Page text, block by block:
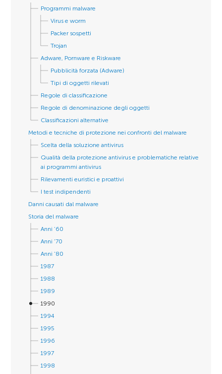
Programmi malware
Virus e worm
Packer sospetti
Trojan
Adware, Pornware e Riskware
Pubblicità forzata (Adware)
Tipi di oggetti rilevati
Regole di classificazione
Regole di denominazione degli oggetti
Classificazioni alternative
Metodi e tecniche di protezione nei confronti del malware
Scelta della soluzione antivirus
Qualità della protezione antivirus e problematiche relative
ai programmi antivirus
Rilevamenti euristici e proattivi
I test indipendenti
Danni causati dal malware
Storia del malware
Anni ’60
Anni ’70
Anni ’80
1987
1988
1989
1990
1994
1995
1996
1997
1998